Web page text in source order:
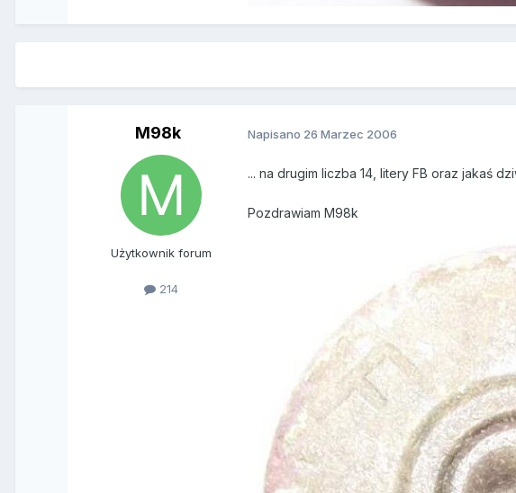
M98k
Użytkownik forum
214
Napisano 26 Marzec 2006
... na drugim liczba 14, litery FB oraz jakaś
Pozdrawiam M98k